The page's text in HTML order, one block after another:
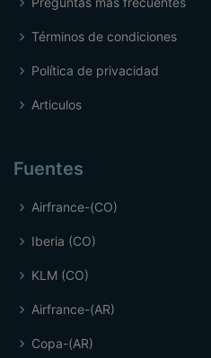
Términos de condiciones
Política de privacidad
Articulos
Fuentes
Airfrance-(CO)
Iberia (CO)
KLM (CO)
Airfrance-(AR)
Copa-(AR)